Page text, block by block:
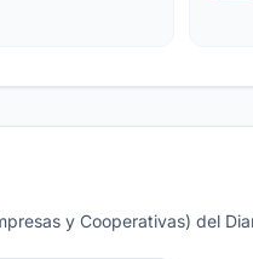
y Cooperativas) del